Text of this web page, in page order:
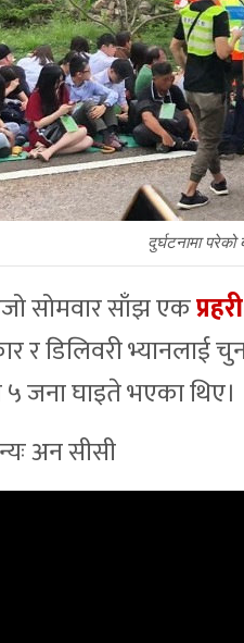
दुर्घटनामा
सोमवार साँझ एक
र डिलिवरी भ्यानलाई
५ जना घाइते भएका थिए।
अन सीसी